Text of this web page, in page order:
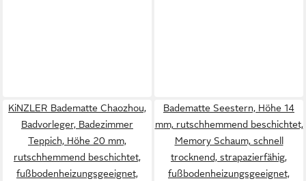
KiNZLER Badematte Chaozhou,
Badvorleger, Badezimmer
Teppich, Höhe 20 mm,
rutschhemmend beschichtet,
fußbodenheizungsgeeignet,
Badematte Seestern, Höhe 14
mm, rutschhemmend beschichtet,
Memory Schaum, schnell
trocknend, strapazierfähig,
fußbodenheizungsgeeignet,